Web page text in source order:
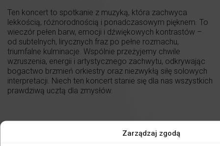
Zarządzaj zgodą
Ten koncert to spotkanie z muzyką, która zachwyca
lekkością, różnorodnością i ponadczasowym pięknem. To
wieczór pełen barw, emocji i dźwiękowych kontrastów –
od subtelnych, lirycznych fraz po pełne rozmachu,
triumfalne kulminacje. Wspólnie przeżyjemy chwile
wzruszenia, energii i artystycznego zachwytu, odkrywając
bogactwo brzmień orkiestry oraz niezwykłą siłę solowych
interpretacji. Niech ten koncert stanie się dla nas wszystkich
prawdziwą ucztą dla zmysłów.